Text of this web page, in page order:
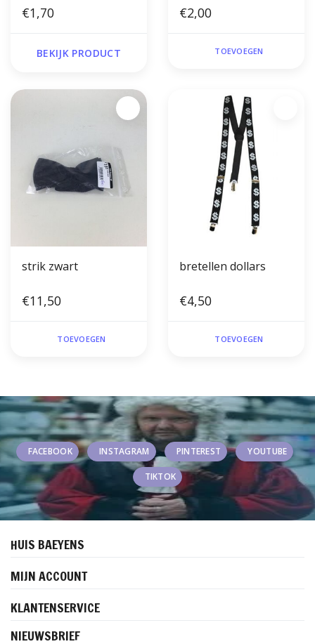
€1,70
BEKIJK PRODUCT
€2,00
TOEVOEGEN
strik zwart
€11,50
TOEVOEGEN
bretellen dollars
€4,50
TOEVOEGEN
FACEBOOK INSTAGRAM PINTEREST YOUTUBE
TIKTOK
HUIS BAEYENS
MIJN ACCOUNT
KLANTENSERVICE
NIEUWSBRIEF